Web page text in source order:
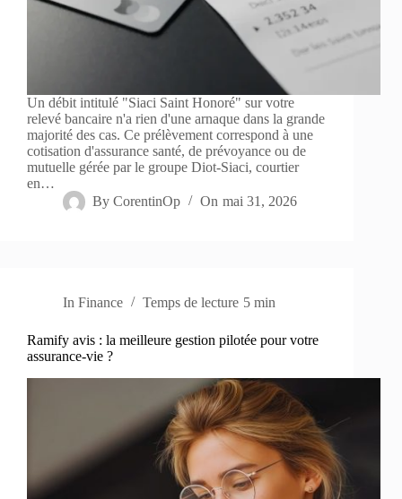
Un débit intitulé "Siaci Saint Honoré" sur votre
relevé bancaire n'a rien d'une arnaque dans la grande
majorité des cas. Ce prélèvement correspond à une
cotisation d'assurance santé, de prévoyance ou de
mutuelle gérée par le groupe Diot-Siaci, courtier
en…
By CorentinOp On mai 31, 2026
In Finance Temps de lecture 5 min
Ramify avis : la meilleure gestion pilotée pour votre
assurance-vie ?